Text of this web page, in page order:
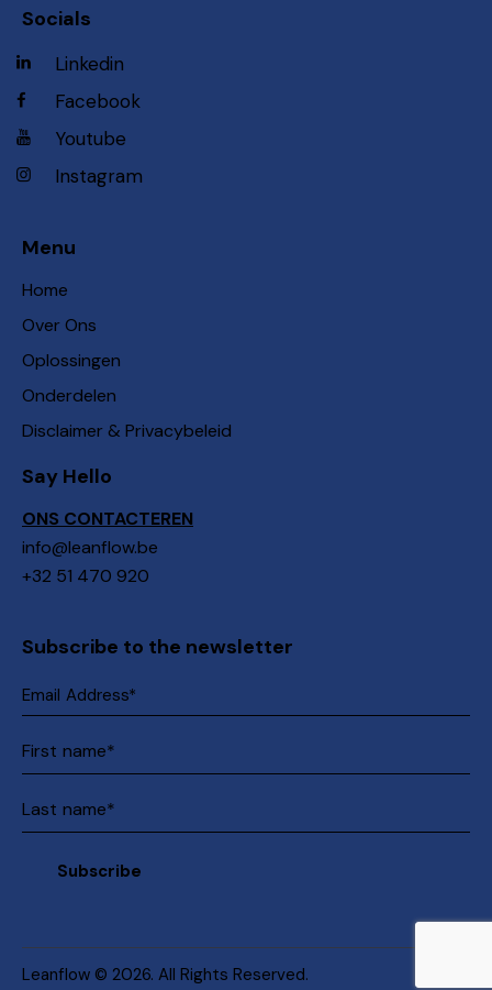
Socials
Linkedin
Facebook
Youtube
Instagram
Menu
Home
Over Ons
Oplossingen
Onderdelen
Disclaimer & Privacybeleid
Say Hello
ONS CONTACTEREN
info@leanflow.be
+32 51 470 920
Subscribe to the newsletter
Leanflow © 2026. All Rights Reserved.